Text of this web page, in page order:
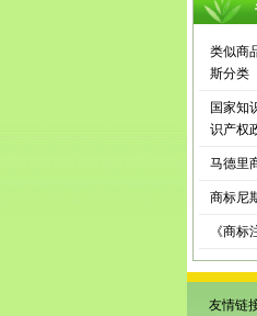
类似商
斯分类
国家知
识产权
马德里
商标尼
《商标
友情链